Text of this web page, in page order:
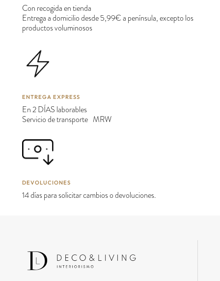
Con recogida en tienda
Entrega a domicilio desde 5,99€ a península, excepto los
productos voluminosos
ENTREGA EXPRESS
En 2 DÍAS laborables
Servicio de transporte MRW
DEVOLUCIONES
14 días para solicitar cambios o devoluciones.